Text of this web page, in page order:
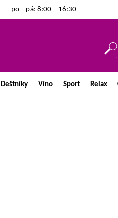
po – pá: 8:00 – 16:30
Deštníky Víno Sport Relax